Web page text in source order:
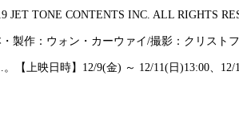
JET TONE CONTENTS INC. ALL RIGHTS
製作：ウォン・カーウァイ/撮影：クリス
映日時】12/9(金) ～ 12/11(日)13:00、12/